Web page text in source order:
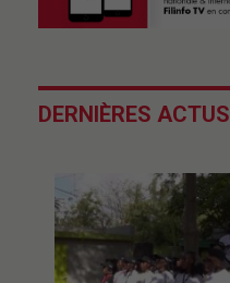
DERNIÈRES ACTUS